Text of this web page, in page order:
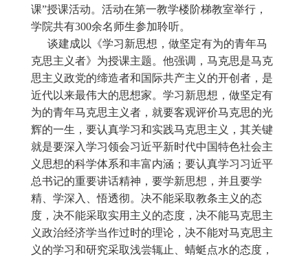
课”授课活动。活动在第一教学楼阶梯教室举行，
学院共有300余名师生参加聆听。
谈建成以《学习新思想，做坚定有为的青年马
克思主义者》为授课主题。他强调，马克思是马克
思主义政党的缔造者和国际共产主义的开创者，是
近代以来最伟大的思想家。学习新思想，做坚定有
为的青年马克思主义者，就要客观评价马克思的光
辉的一生，要认真学习和实践马克思主义，其关键
就是要深入学习领会习近平新时代中国特色社会主
义思想的科学体系和丰富内涵；要认真学习习近平
总书记的重要讲话精神，要学新思想，并且要学
精、学深入、悟透彻。决不能采取教条主义的态
度，决不能采取实用主义的态度，决不能马克思主
义政治经济学当作过时的理论，决不能对马克思主
义的学习和研究采取浅尝辄止、蜻蜓点水的态度，